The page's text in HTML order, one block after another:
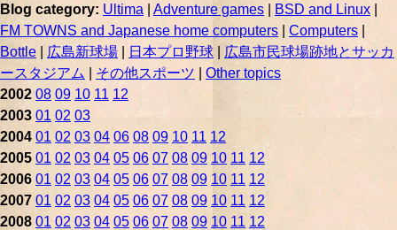
Blog category: Ultima Adventure games BSD and Linux
FM TOWNS and Japanese home computers
Computers
Bottle
広島新球場 日本プロ野球
広島市民球場跡地とサッカ
ースタジアム
その他スポーツ
Other topics
2002 08 09 10 11 12
2003 01 02 03
2004 01 02 03 04 06 08 09 10 11 12
2005 01 02 03 04 05 06 07 08 09 10 11 12
2006 01 02 03 04 05 06 07 08 09 10 11 12
2007 01 02 03 04 05 06 07 08 09 10 11 12
2008 01 02 03 04 05 06 07 08 09 10 11 12